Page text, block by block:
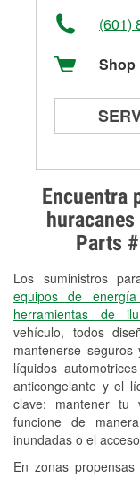
Encuentra
Parts
Los suministros
equipos de
herramientas de
vehículo, todos
mantenerse
líquidos
anticongelante y el
clave: mantener tu
funcione de
inundadas o el
En zonas
(601)
Shop
freno